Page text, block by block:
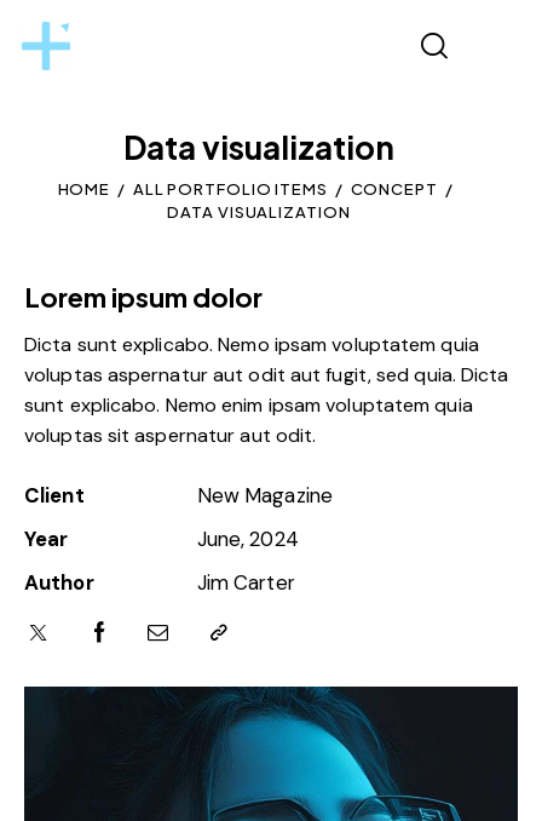
Data visualization
HOME ALL PORTFOLIO ITEMS
CONCEPT
DATA VISUALIZATION
Lorem ipsum dolor
Dicta sunt explicabo. Nemo ipsam voluptatem quia
voluptas aspernatur aut odit aut fugit, sed quia. Dicta
sunt explicabo. Nemo enim ipsam voluptatem quia
voluptas sit aspernatur aut odit.
Client
New Magazine
Year
June, 2024
Author
Jim Carter